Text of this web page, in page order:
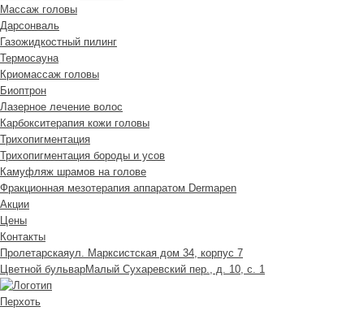
Массаж головы
Дарсонваль
Газожидкостный пилинг
Термосауна
Криомассаж головы
Биоптрон
Лазерное лечение волос
Карбокситерапия кожи головы
Трихопигментация
Трихопигментация бороды и усов
Камуфляж шрамов на голове
Фракционная мезотерапия аппаратом Dermapen
Акции
Цены
Контакты
Пролетарскаяул. Марксистская дом 34, корпус 7
Цветной бульварМалый Сухаревский пер., д. 10, с. 1
Перхоть